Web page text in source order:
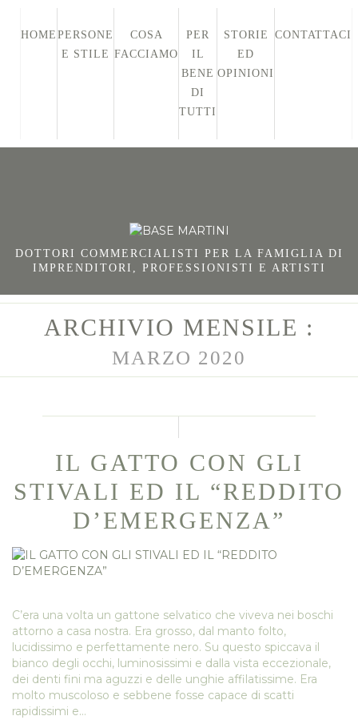
HOME PERSONE
E STILE
COSA
FACCIAMO
PER
IL
BENE
DI
TUTTI
STORIE
ED
OPINIONI
CONTATTACI
DOTTORI COMMERCIALISTI PER LA FAMIGLIA DI
IMPRENDITORI, PROFESSIONISTI E ARTISTI
ARCHIVIO MENSILE :
MARZO 2020
IL GATTO CON GLI
STIVALI ED IL “REDDITO
D’EMERGENZA”
C’era una volta un gattone selvatico che viveva nei boschi
attorno a casa nostra. Era grosso, dal manto folto,
lucidissimo e perfettamente nero. Su questo spiccava il
bianco degli occhi, luminosissimi e dalla vista eccezionale,
dei denti fini ma aguzzi e delle unghie affilatissime. Era
molto muscoloso e sebbene fosse capace di scatti
rapidissimi e…